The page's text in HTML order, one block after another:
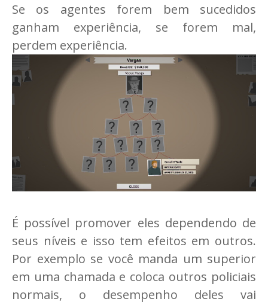
Se os agentes forem bem sucedidos
ganham experiência, se forem mal,
perdem experiência.
É possível promover eles dependendo de
seus níveis e isso tem efeitos em outros.
Por exemplo se você manda um superior
em uma chamada e coloca outros policiais
normais, o desempenho deles vai